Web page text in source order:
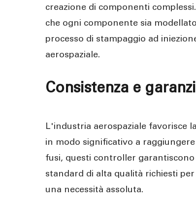
creazione di componenti
che ogni componente sia
processo di stampaggio ad
aerospaziale.
Consistenza e
L'industria aerospaziale favorisce
in modo significativo a
fusi, questi controller
standard di alta qualità richiesti
una necessità assoluta.